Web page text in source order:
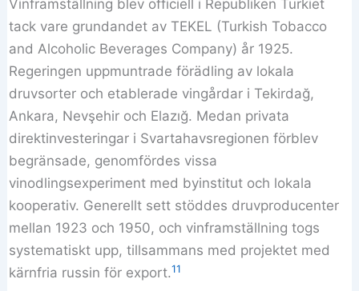
Vinframställning blev officiell i Republiken Turkiet
tack vare grundandet av TEKEL (Turkish Tobacco
and Alcoholic Beverages Company) år 1925.
Regeringen uppmuntrade förädling av lokala
druvsorter och etablerade vingårdar i Tekirdağ,
Ankara, Nevşehir och Elazığ. Medan privata
direktinvesteringar i Svartahavsregionen förblev
begränsade, genomfördes vissa
vinodlingsexperiment med byinstitut och lokala
kooperativ. Generellt sett stöddes druvproducenter
mellan 1923 och 1950, och vinframställning togs
systematiskt upp, tillsammans med projektet med
kärnfria russin för export.11